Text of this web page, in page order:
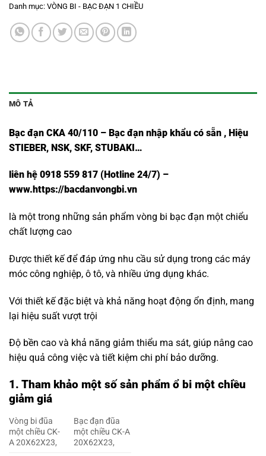
Danh mục: VÒNG BI - BẠC ĐẠN 1 CHIỀU
MÔ TẢ
Bạc đạn CKA 40/110 – Bạc đạn nhập khẩu có sẵn , Hiệu
STIEBER, NSK, SKF, STUBAKI…
liên hệ 0918 559 817 (Hotline 24/7) –
www.https://bacdanvongbi.vn
là một trong những sản phẩm vòng bi bạc đạn một chiểu
chất lượng cao
Được thiết kế để đáp ứng nhu cầu sử dụng trong các máy
móc công nghiệp, ô tô, và nhiều ứng dụng khác.
Với thiết kế đặc biệt và khả năng hoạt động ổn định, mang
lại hiệu suất vượt trội
Độ bền cao và khả năng giảm thiểu ma sát, giúp nâng cao
hiệu quả công việc và tiết kiệm chi phí bảo dưỡng.
1. Tham khảo một số sản phẩm ổ bi một chiều
giảm giá
Vòng bi đũa
một chiều CK-
A 20X62X23,
Bạc đạn đũa
một chiều CK-A
20X62X23,